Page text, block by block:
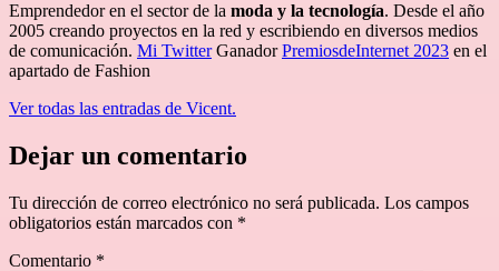
Emprendedor en el sector de la moda y la tecnología. Desde el año
2005 creando proyectos en la red y escribiendo en diversos medios
de comunicación. Mi TwitterGanadorPremiosdeInternet 2023 en el
apartado de Fashion
Ver todas las entradas de Vicent.
Dejar un comentario
Tu dirección de correo electrónico no será publicada. Los campos
obligatorios están marcados con *
Comentario *